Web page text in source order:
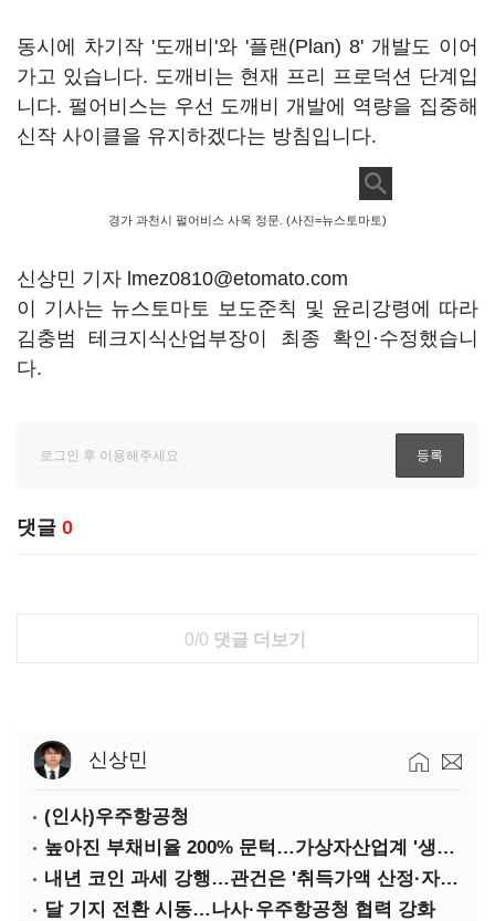
동시에 차기작 '도깨비'와 '플랜(Plan) 8' 개발도 이어
가고 있습니다. 도깨비는 현재 프리 프로덕션 단계입
니다. 펄어비스는 우선 도깨비 개발에 역량을 집중해
신작 사이클을 유지하겠다는 방침입니다.
경가 과천시 펄어비스 사옥 정문. (사진=뉴스토마토)
신상민 기자 lmez0810@etomato.com
이 기사는 뉴스토마토 보도준칙 및 윤리강령에 따라
김충범 테크지식산업부장이 최종 확인·수정했습니
다.
댓글 0
0/0 댓글 더보기
신상민
(인사)우주항공청
높아진 부채비율 200% 문턱…가상자산업계 '생존 시험대'
내년 코인 과세 강행…관건은 '취득가액 산정·자산 이동'
달 기지 전환 시동…나사·우주항공청 협력 강화